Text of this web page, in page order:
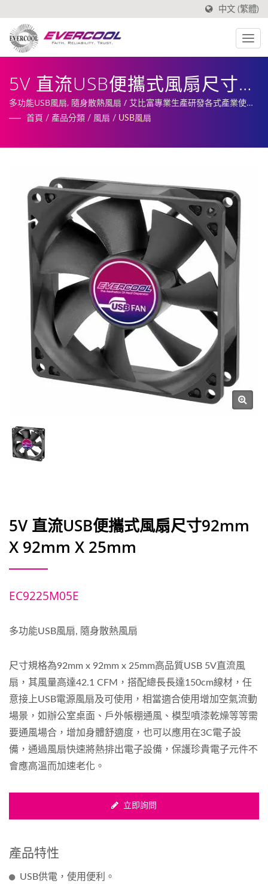
中文 (繁體)
5V 直流USB便攜式風扇尺寸
92mm X 92mm X 25mm
多功能USB風扇, 隨身散熱風扇 / 艾比富專業生產研發各式產業使用
風扇、散熱器、散熱片及相關散熱周邊。
首頁 / 產品分類 / 風扇 / USB風扇
5V 直流USB便攜式風扇尺寸92mm
X 92mm X 25mm
EC9225M05E
多功能USB風扇, 隨身散熱風扇
尺寸規格為92mm x 92mm x 25mm高品質USB 5V直流風
扇，其風量高達42.1 CFM，搭配總長長達150cm線材，任
意接上USB電源風扇及可使用，相當適合使用增加空氣流動
場景，如辦公室桌面、戶外帳棚通風、模型噴漆乾燥等等需
要通風場合，增加身體舒適度，也可以應用在3C電子設
備，通過風扇快速將熱排出電子設備，保護珍貴電子元件不
會應高溫而加速老化。
立即詢問
產品特性
USB供電，使用便利。